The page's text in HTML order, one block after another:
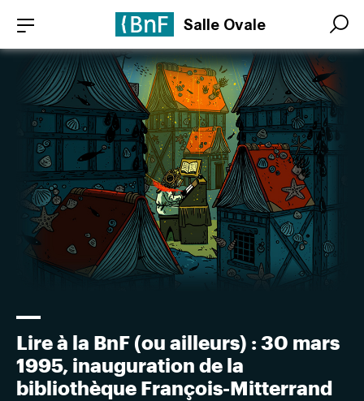
contenu
principal
Salle Ovale Search
Search
Lire à la BnF (ou ailleurs) : 30 mars
1995, inauguration de la
bibliothèque François-Mitterrand
Panneau de gestion des cookies